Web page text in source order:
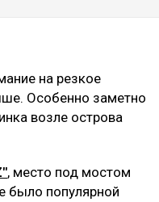
на резкое
Особенно заметно
возле острова
, место под мостом
было популярной